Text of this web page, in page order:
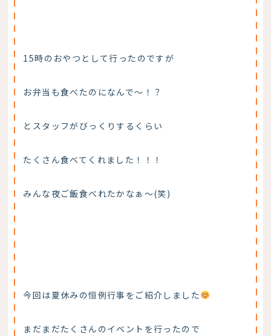
15時のおやつとして行ったのですが
お弁当も食べたのになんで～！？
とスタッフがびっくりするくらい
たくさん食べてくれました！！！
みんな夜ご飯食べれたかなぁ～(笑)
今回は夏休みの恒例行事をご紹介しました
まだまだたくさんのイベントを行ったので